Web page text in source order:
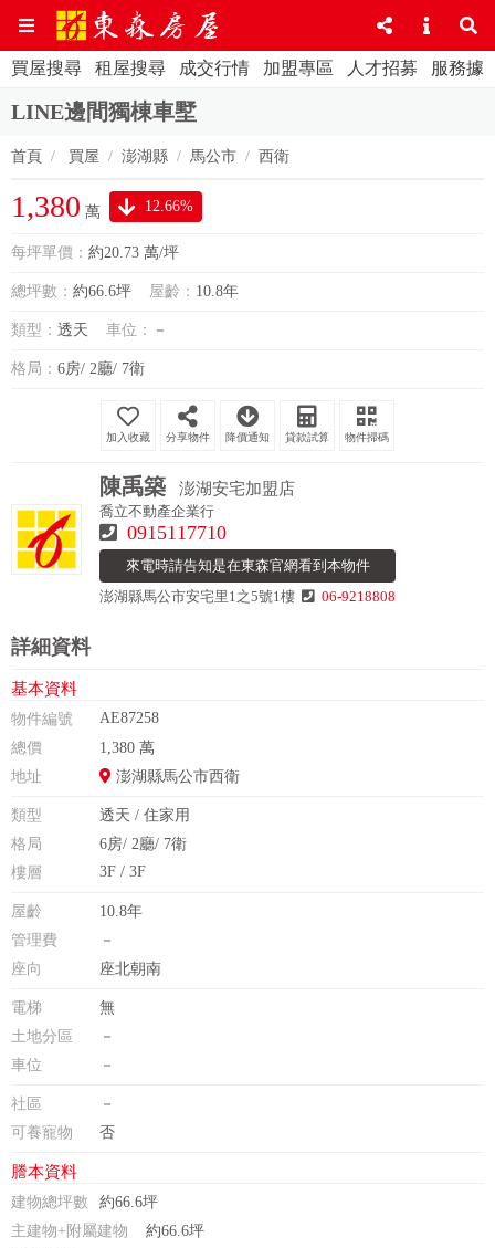
買屋搜尋 租屋搜尋 成交行情 加盟專區 人才招募 服務據
LINE邊間獨棟車墅
首頁 買屋 澎湖縣 馬公市 西衛
1,380 萬 12.66%
每坪單價： 約20.73 萬/坪
總坪數： 約66.6坪 屋齡： 10.8年
類型： 透天 車位： －
格局： 6房/ 2廳/ 7衛
分享物件 降價通知 貸款試算 物件掃碼
陳禹築 澎湖安宅加盟店
喬立不動產企業行
0915117710
來電時請告知是在東森官網看到本物件
澎湖縣馬公市安宅里1之5號1樓
06-9218808
詳細資料
基本資料
物件編號
AE87258
總價
1,380 萬
地址
澎湖縣馬公市西衛
類型
透天 / 住家用
格局
6房/ 2廳/ 7衛
樓層
3F / 3F
屋齡
10.8年
管理費
－
座向
座北朝南
電梯
無
土地分區
－
車位
－
社區
－
可養寵物
否
謄本資料
建物總坪數
約66.6坪
主建物+附屬建物
約66.6坪